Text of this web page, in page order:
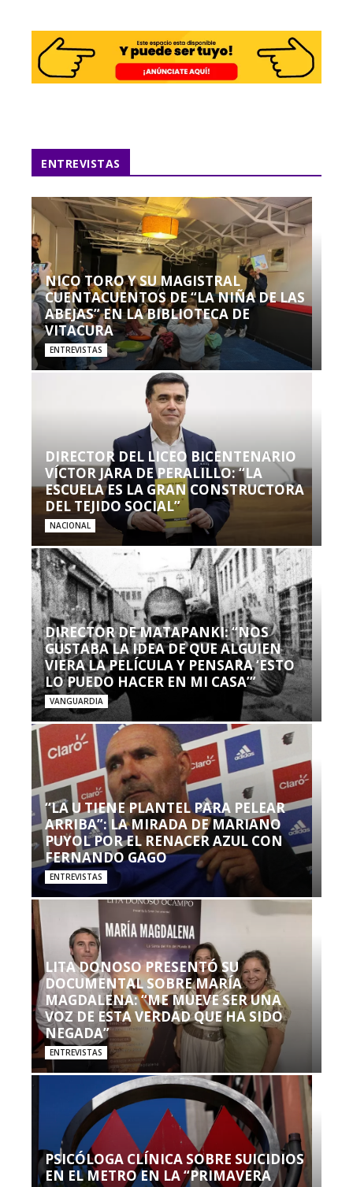
ENTREVISTAS
NICO TORO Y SU MAGISTRAL
CUENTACUENTOS DE “LA NIÑA DE LAS
ABEJAS” EN LA BIBLIOTECA DE
VITACURA
ENTREVISTAS
DIRECTOR DEL LICEO BICENTENARIO
VÍCTOR JARA DE PERALILLO: “LA
ESCUELA ES LA GRAN CONSTRUCTORA
DEL TEJIDO SOCIAL”
NACIONAL
DIRECTOR DE MATAPANKI: “NOS
GUSTABA LA IDEA DE QUE ALGUIEN
VIERA LA PELÍCULA Y PENSARA ‘ESTO
LO PUEDO HACER EN MI CASA’”
VANGUARDIA
“LA U TIENE PLANTEL PARA PELEAR
ARRIBA”: LA MIRADA DE MARIANO
PUYOL POR EL RENACER AZUL CON
FERNANDO GAGO
ENTREVISTAS
LITA DONOSO PRESENTÓ SU
DOCUMENTAL SOBRE MARÍA
MAGDALENA: “ME MUEVE SER UNA
VOZ DE ESTA VERDAD QUE HA SIDO
NEGADA”
ENTREVISTAS
PSICÓLOGA CLÍNICA SOBRE SUICIDIOS
EN EL METRO EN LA “PRIMAVERA